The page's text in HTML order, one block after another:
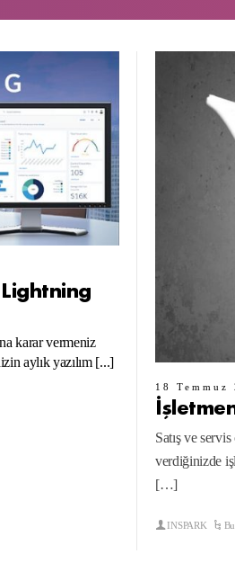
karar vermeniz
aylık yazılım [...]
18 Temmuz
Satış ve
verdiğinizde
[…]
INSPARK